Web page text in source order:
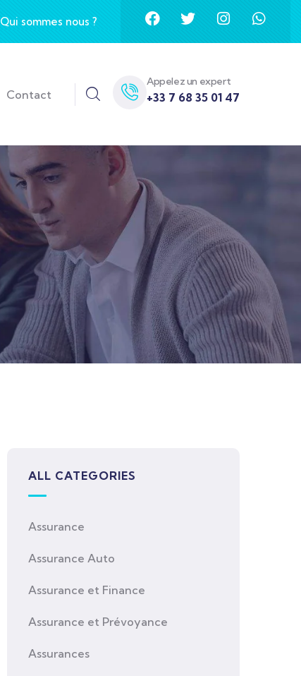
Qui sommes nous ?
Contact
Appelez un expert
+33 7 68 35 01 47
ALL CATEGORIES
Assurance
Assurance Auto
Assurance et Finance
Assurance et Prévoyance
Assurances